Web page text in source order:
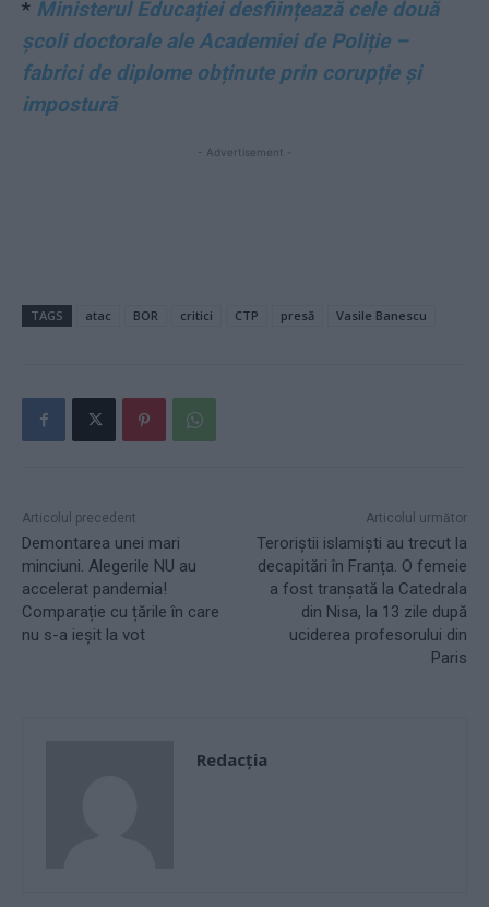
* Ministerul Educației desființează cele două
școli doctorale ale Academiei de Poliție –
fabrici de diplome obținute prin corupție și
impostură
- Advertisement -
TAGS atac BOR critici CTP presă Vasile Banescu
Articolul precedent
Demontarea unei mari
minciuni. Alegerile NU au
accelerat pandemia!
Comparație cu țările în care
nu s-a ieșit la vot
Articolul următor
Teroriștii islamiști au trecut la
decapitări în Franța. O femeie
a fost tranșată la Catedrala
din Nisa, la 13 zile după
uciderea profesorului din
Paris
Redacţia